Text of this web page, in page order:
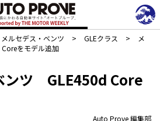
メルセデス・ベンツ > GLEクラス >
メ
をモデル追加
ンツ GLE450d Core
Auto Prove 編集部